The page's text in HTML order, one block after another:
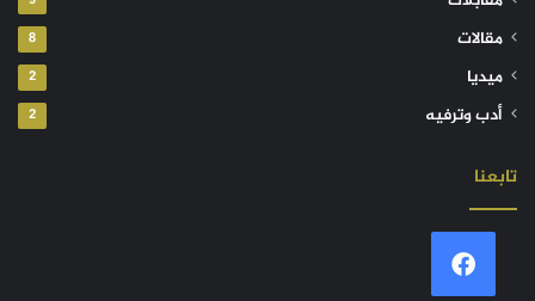
مقالات 8
ميديا 2
أدب وترفيه 2
تابعنا